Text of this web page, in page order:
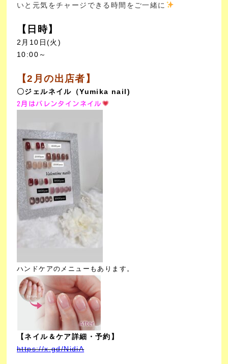
いと元気をチャージできる時間をご一緒に
【日時】
2月10日(火)
10:00～
【2月の出店者】
〇ジェルネイル（Yumika nail)
2月はバレンタインネイル
ハンドケアのメニューもあります。
【ネイル＆ケア詳細・予約】
https://x.gd/NidiA